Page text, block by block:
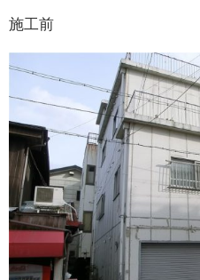
施工前